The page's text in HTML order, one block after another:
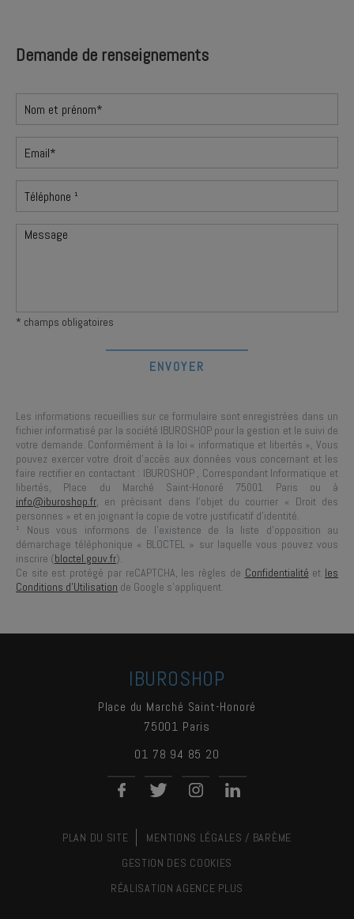
Demande de renseignements
* champs obligatoires
Les informations recueillies sur ce formulaire sont enregistrées dans un
fichier informatisé par la société IBUROSHOP pour la gestion et le suivi de
votre demande. Conformément à la loi « informatique et libertés », Vous
pouvez exercer votre droit d'accès aux données vous concernant et les
faire rectifier en contactant : IBUROSHOP , Correspondant Informatique et
libertés, Place du Marché Saint-Honoré 75001 Paris ou à
info@iburoshop.fr, en précisant dans l’objet du courrier « Droit des
personnes » et en joignant la copie de votre justificatif d’identité.
¹ Nous vous informons de l’existence de la liste d’opposition au
démarchage téléphonique « BLOCTEL » sur laquelle vous pouvez vous
inscrire (bloctel.gouv.fr).
Ce site est protégé par reCAPTCHA, les règles de Confidentialité et les
Conditions d'Utilisation de Google s'appliquent.
IBUROSHOP
Place du Marché Saint-Honoré
75001 Paris
01 78 94 85 20
PLAN DU SITE
MENTIONS LÉGALES / BARÈME
GESTION DES COOKIES
RÉALISATIONAGENCE PLUS